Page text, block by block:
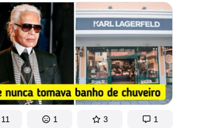
partes.
11 1 3 1